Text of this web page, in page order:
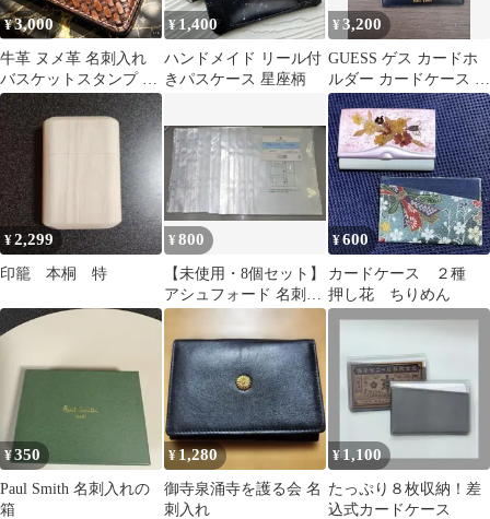
¥3,000
牛革 ヌメ革 名刺入れ
バスケットスタンプ 手
染め アンティーク カー
ドケース
¥1,400
ハンドメイド リール付
きパスケース 星座柄
¥3,200
GUESS ゲス カードホ
ルダー カードケース パ
スケース 黒【専用箱付
き】
¥2,299
印籠 本桐 特
¥800
【未使用・8個セット】
アシュフォード 名刺ホ
ルダー A5サイズ 6穴 訳
あり
¥600
カードケース ２種
押し花 ちりめん
¥350
Paul Smith 名刺入れの
箱
¥1,280
御寺泉涌寺を護る会 名
刺入れ
¥ 1,100
たっぷり８枚収納！差
込式カードケース